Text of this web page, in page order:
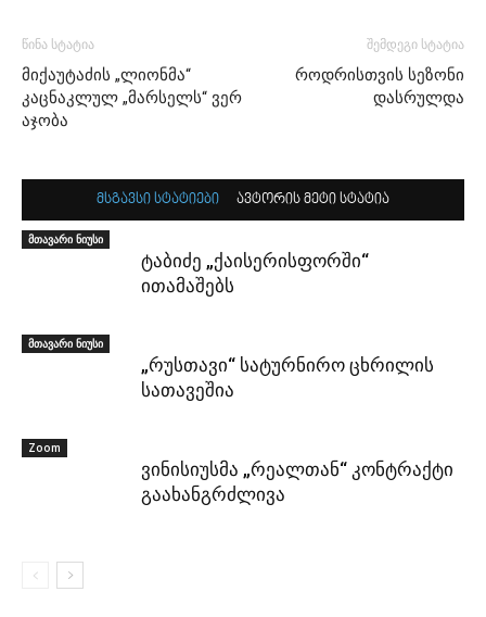
წინა სტატია
მიქაუტაძის „ლიონმა“
კაცნაკლულ „მარსელს“ ვერ
აჯობა
შემდეგი სტატია
როდრისთვის სეზონი
დასრულდა
მსგავსი სტატიები ავტორის მეტი სტატია
მთავარი ნიუსი
ტაბიძე „ქაისერისფორში“
ითამაშებს
მთავარი ნიუსი
„რუსთავი“ სატურნირო ცხრილის
სათავეშია
Zoom
ვინისიუსმა „რეალთან“ კონტრაქტი
გაახანგრძლივა